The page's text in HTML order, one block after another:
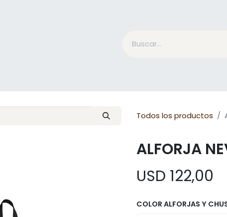
Todos los productos
ALFORJA
USD 122,00
COLOR ALFORJAS Y